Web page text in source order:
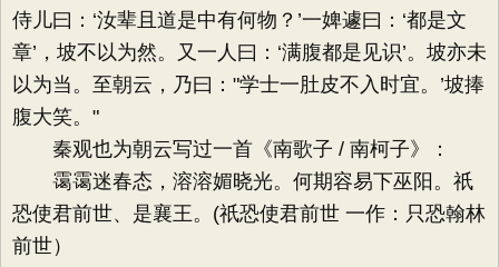
侍儿曰：‘汝辈且道是中有何物？’一婢遽曰：‘都是文
章’，坡不以为然。又一人曰：‘满腹都是见识’。坡亦未
以为当。至朝云，乃曰："学士一肚皮不入时宜。’坡捧
腹大笑。"
秦观也为朝云写过一首《南歌子 / 南柯子》：
霭霭迷春态，溶溶媚晓光。何期容易下巫阳。祇
恐使君前世、是襄王。(祇恐使君前世 一作：只恐翰林
前世）